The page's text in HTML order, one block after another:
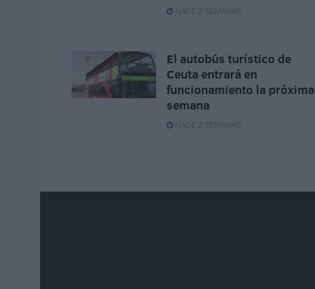
HACE 2 SEMANAS
El autobús turístico de
Ceuta entrará en
funcionamiento la próxima
semana
HACE 2 SEMANAS